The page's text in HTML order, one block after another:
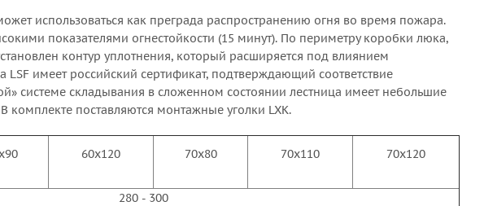
использоваться как преграда распространению огня во время пожара.
показателями огнестойкости (15 минут). По периметру коробки люка,
контур уплотнения, который расширяется под влиянием
имеет российский сертификат, подтверждающий соответствие
системе складывания в сложенном состоянии лестница имеет небольшие
поставляются монтажные уголки LXK.
60x120 70x80 70x110 70x120
280 - 300